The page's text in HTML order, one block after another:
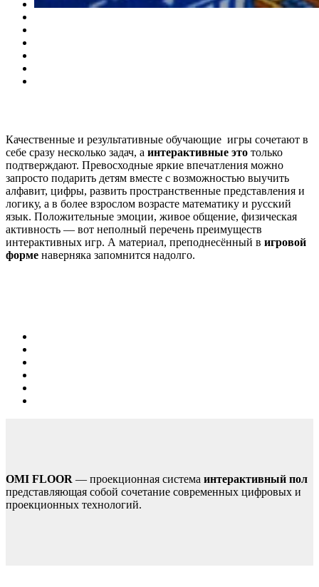
Качественные и результативные обучающие игры сочетают в
себе сразу несколько задач, а интерактивные это только
подтверждают. Превосходные яркие впечатления можно
запросто подарить детям вместе с возможностью выучить
алфавит, цифры, развить пространственные представления и
логику, а в более взрослом возрасте математику и русский
язык. Положительные эмоции, живое общение, физическая
активность — вот неполный перечень преимуществ
интерактивных игр. А материал, преподнесённый в игровой
форме наверняка запомнится надолго.
OMI FLOOR — проекционная система интерактивный пол
представляющая собой сочетание современных цифровых и
проекционных технологий.